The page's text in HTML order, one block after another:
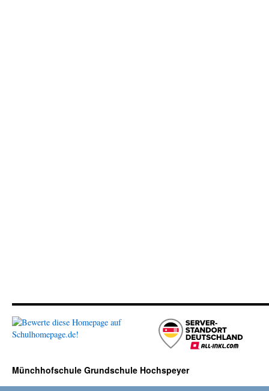
Münchhofschule Grundschule Hochspeyer